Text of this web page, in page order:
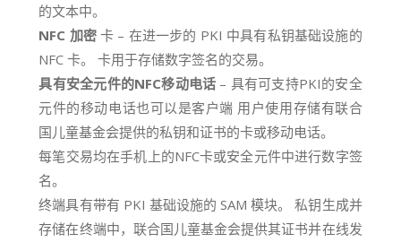
的文本中。
NFC 加密卡 – 在进一步的 PKI 中具有私钥基础设施的
NFC 卡。 卡用于存储数字签名的交易。
具有安全元件的NFC移动电话 – 具有可支持PKI的安全
元件的移动电话也可以 是客户端 用户使用存储有联合
国儿童基金会提供的私钥和证书的卡或移动电话。
每笔交易均在手机上的NFC卡或安全元件中进行数字签
名。
终端具有带有 PKI 基础设施的 SAM 模块。 私钥生成并
存储在终端中，联合国儿童基金会提供其证书并在线发